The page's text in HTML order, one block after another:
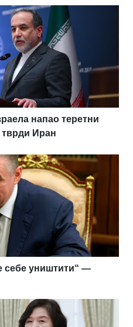
напао теретни
тврди Иран
себе уништити“ —